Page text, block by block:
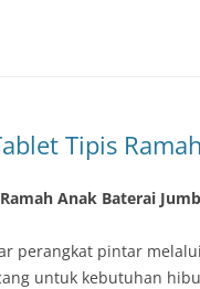
Tipis
Anak Baterai
perangkat pintar
untuk kebutuhan